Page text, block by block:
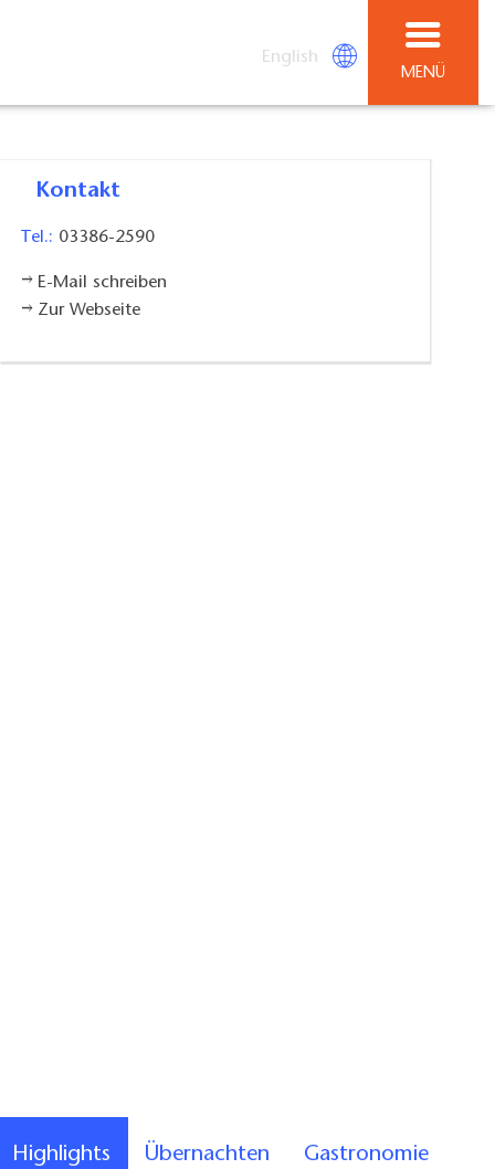
English
MENÜ
Kontakt
Tel.: 03386-2590
E-Mail schreiben
Zur Webseite
Highlights Übernachten Gastronomie